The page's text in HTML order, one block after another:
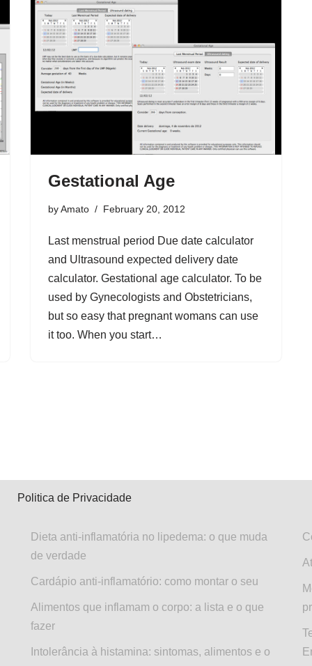
Gestational Age
byAmato February 20, 2012
Last menstrual period Due date calculator
and Ultrasound expected delivery date
calculator. Gestational age calculator. To be
used by Gynecologists and Obstetricians,
but so easy that pregnant womans can use
it too. When you start…
Politica de Privacidade
Dieta anti-inflamatória no lipedema: o que muda
de verdade
Cardápio anti-inflamatório: como montar o seu
Alimentos que inflamam o corpo: a lista e o que
fazer
Intolerância à histamina: sintomas, alimentos e o